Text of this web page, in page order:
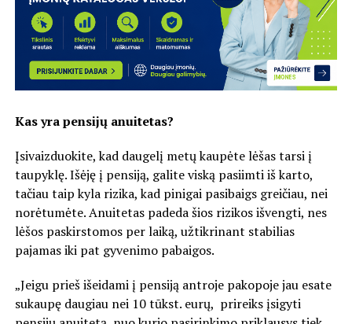
Kas yra pensijų anuitetas?
Įsivaizduokite, kad daugelį metų kaupėte lėšas tarsi į
taupyklę. Išėję į pensiją, galite viską pasiimti iš karto,
tačiau taip kyla rizika, kad pinigai pasibaigs greičiau, nei
norėtumėte. Anuitetas padeda šios rizikos išvengti, nes
lėšos paskirstomos per laiką, užtikrinant stabilias
pajamas iki pat gyvenimo pabaigos.
„Jeigu prieš išeidami į pensiją antroje pakopoje jau esate
sukaupę daugiau nei 10 tūkst. eurų, prireiks įsigyti